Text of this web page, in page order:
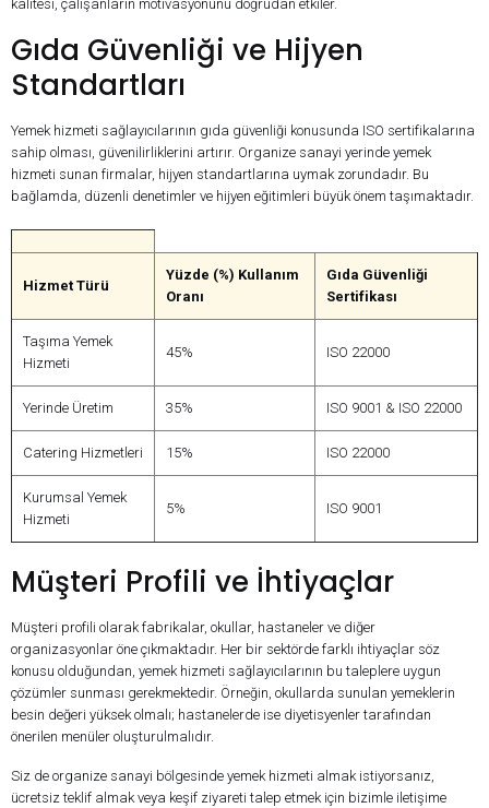
kalitesi, çalışanların motivasyonunu doğrudan etkiler.
Gıda Güvenliği ve Hijyen
Standartları
Yemek hizmeti sağlayıcılarının gıda güvenliği konusunda ISO sertifikalarına
sahip olması, güvenilirliklerini artırır. Organize sanayi yerinde yemek
hizmeti sunan firmalar, hijyen standartlarına uymak zorundadır. Bu
bağlamda, düzenli denetimler ve hijyen eğitimleri büyük önem taşımaktadır.
Hizmet Türü
Yüzde (%) Kullanım
Oranı
Gıda Güvenliği
Sertifikası
Taşıma Yemek
Hizmeti
45% ISO 22000
Yerinde Üretim 35% ISO 9001 & ISO 22000
Catering Hizmetleri 15% ISO 22000
Kurumsal Yemek
Hizmeti
5% ISO 9001
Müşteri Profili ve İhtiyaçlar
Müşteri profili olarak fabrikalar, okullar, hastaneler ve diğer
organizasyonlar öne çıkmaktadır. Her bir sektörde farklı ihtiyaçlar söz
konusu olduğundan, yemek hizmeti sağlayıcılarının bu taleplere uygun
çözümler sunması gerekmektedir. Örneğin, okullarda sunulan yemeklerin
besin değeri yüksek olmalı; hastanelerde ise diyetisyenler tarafından
önerilen menüler oluşturulmalıdır.
Siz de organize sanayi bölgesinde yemek hizmeti almak istiyorsanız,
ücretsiz teklif almak veya keşif ziyareti talep etmek için bizimle iletişime